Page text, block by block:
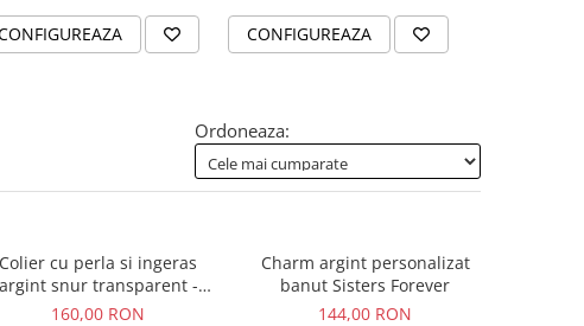
CONFIGUREAZA
Ordoneaza:
Colier cu perla si ingeras
argint snur transparent -
Blessed
160,00 RON
Charm argint personalizat
banut Sisters Forever
144,00 RON